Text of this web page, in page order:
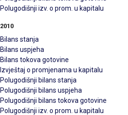
Polugodišnji izv. o prom. u kapitalu
2010
Bilans stanja
Bilans uspjeha
Bilans tokova gotovine
Izvještaj o promjenama u kapitalu
Polugodišnji bilans stanja
Polugodišnji bilans uspjeha
Polugodišnji bilans tokova gotovine
Polugodišnji izv. o prom. u kapitalu